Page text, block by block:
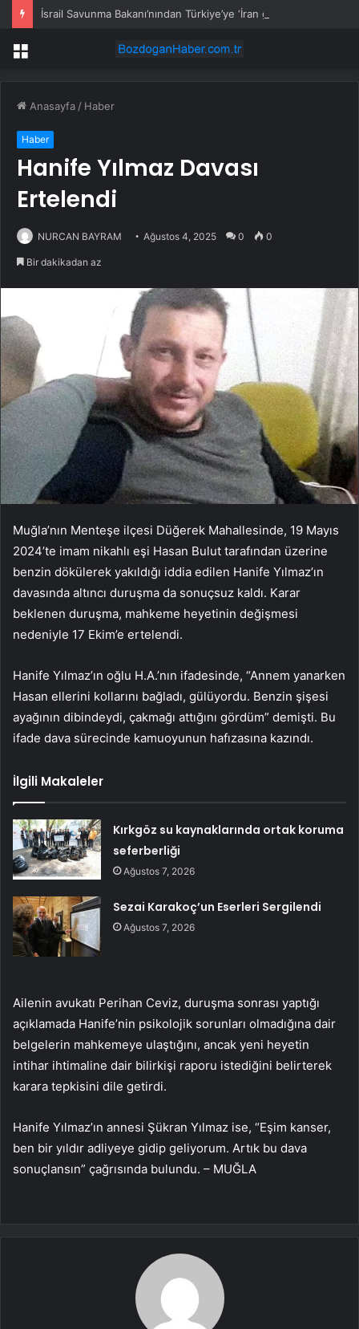
Menü
Anasayfa / Haber
Haber
Hanife Yılmaz Davası
Ertelendi
NURCAN BAYRAM Ağustos 4, 2025 0 0
Bir dakikadan az
Muğla’nın Menteşe ilçesi Düğerek Mahallesinde, 19 Mayıs
2024’te imam nikahlı eşi Hasan Bulut tarafından üzerine
benzin dökülerek yakıldığı iddia edilen Hanife Yılmaz’ın
davasında altıncı duruşma da sonuçsuz kaldı. Karar
beklenen duruşma, mahkeme heyetinin değişmesi
nedeniyle 17 Ekim’e ertelendi.
Hanife Yılmaz’ın oğlu H.A.’nın ifadesinde, “Annem yanarken
Hasan ellerini kollarını bağladı, gülüyordu. Benzin şişesi
ayağının dibindeydi, çakmağı attığını gördüm” demişti. Bu
ifade dava sürecinde kamuoyunun hafızasına kazındı.
İlgili Makaleler
Kırkgöz su kaynaklarında ortak koruma
seferberliği
Ağustos 7, 2026
Sezai Karakoç’un Eserleri Sergilendi
Ağustos 7, 2026
Ailenin avukatı Perihan Ceviz, duruşma sonrası yaptığı
açıklamada Hanife’nin psikolojik sorunları olmadığına dair
belgelerin mahkemeye ulaştığını, ancak yeni heyetin
intihar ihtimaline dair bilirkişi raporu istediğini belirterek
karara tepkisini dile getirdi.
Hanife Yılmaz’ın annesi Şükran Yılmaz ise, “Eşim kanser,
ben bir yıldır adliyeye gidip geliyorum. Artık bu dava
sonuçlansın” çağrısında bulundu. – MUĞLA